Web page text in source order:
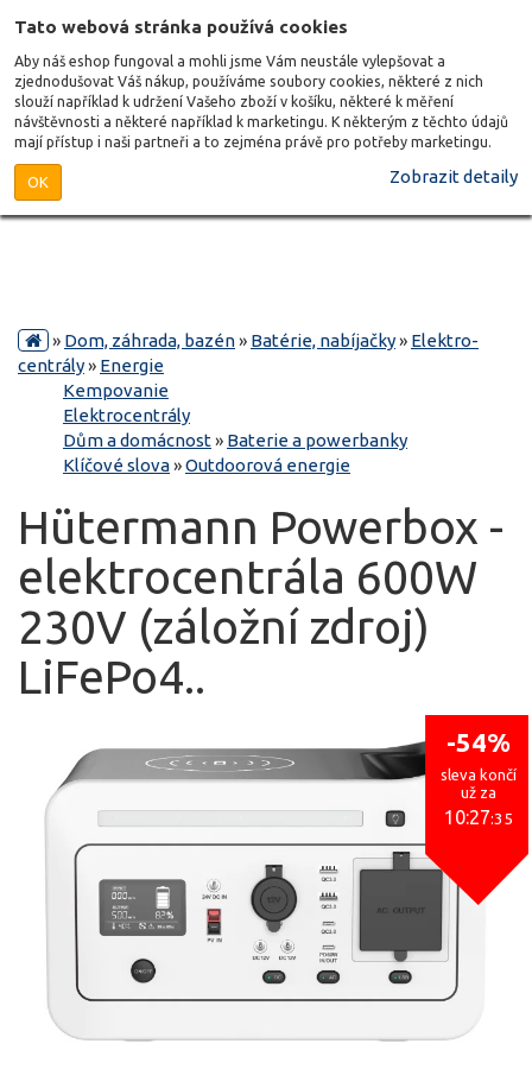
Tato webová stránka používá cookies
Aby náš eshop fungoval a mohli jsme Vám neustále vylepšovat a
zjednodušovat Váš nákup, používáme soubory cookies, některé z nich
slouží například k udržení Vašeho zboží v košíku, některé k měření
návštěvnosti a některé například k marketingu. K některým z těchto údajů
mají přístup i naši partneři a to zejména právě pro potřeby marketingu.
OK Zobrazit detaily
» Dom, záhrada, bazén» Batérie, nabíjačky» Elektro-
centrály» Energie
Kempovanie
Elektrocentrály
Dům a domácnost» Baterie a powerbanky
Klíčové slova»Outdoorová energie
Hütermann Powerbox -
elektrocentrála 600W
230V (záložní zdroj)
LiFePo4..
-54%
sleva končí
už za
10:27:34